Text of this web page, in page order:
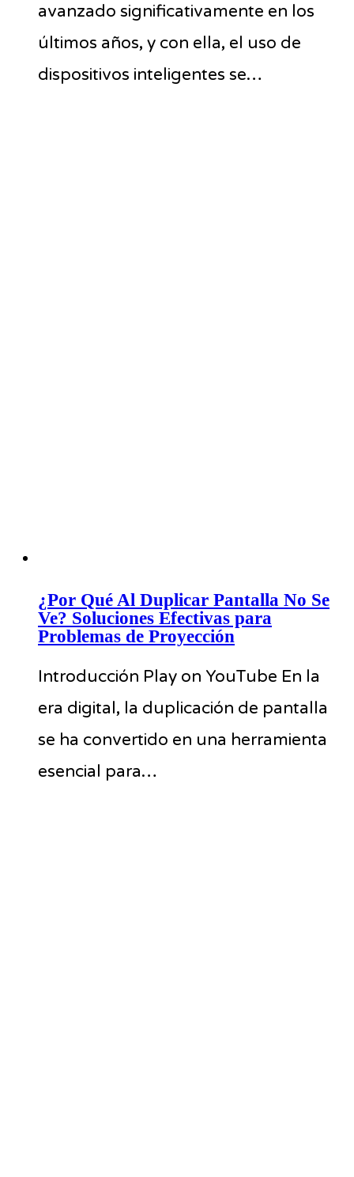
avanzado significativamente en los
últimos años, y con ella, el uso de
dispositivos inteligentes se…
¿Por Qué Al Duplicar Pantalla No Se
Ve? Soluciones Efectivas para
Problemas de Proyección
Introducción Play on YouTube En la
era digital, la duplicación de pantalla
se ha convertido en una herramienta
esencial para…